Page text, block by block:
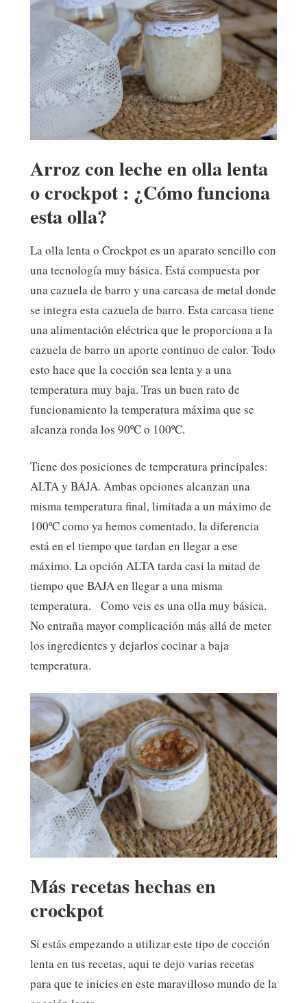
Arroz con leche en olla lenta
o crockpot : ¿Cómo funciona
esta olla?
La olla lenta o Crockpot es un aparato sencillo con
una tecnología muy básica. Está compuesta por
una cazuela de barro y una carcasa de metal donde
se integra esta cazuela de barro. Esta carcasa tiene
una alimentación eléctrica que le proporciona a la
cazuela de barro un aporte continuo de calor. Todo
esto hace que la cocción sea lenta y a una
temperatura muy baja. Tras un buen rato de
funcionamiento la temperatura máxima que se
alcanza ronda los 90ºC o 100ºC.
Tiene dos posiciones de temperatura principales:
ALTA y BAJA. Ambas opciones alcanzan una
misma temperatura final, limitada a un máximo de
100ºC como ya hemos comentado, la diferencia
está en el tiempo que tardan en llegar a ese
máximo. La opción ALTA tarda casi la mitad de
tiempo que BAJA en llegar a una misma
temperatura. Como veis es una olla muy básica.
No entraña mayor complicación más allá de meter
los ingredientes y dejarlos cocinar a baja
temperatura.
Más recetas hechas en
crockpot
Si estás empezando a utilizar este tipo de cocción
lenta en tus recetas, aqui te dejo varias recetas
para que te inicies en este maravilloso mundo de la